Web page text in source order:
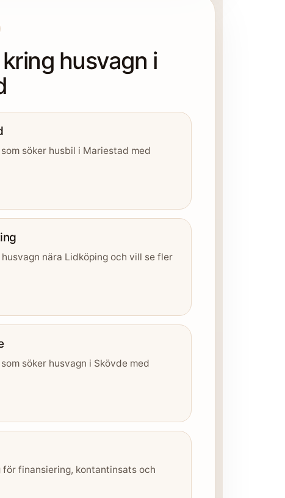
husvagn i
söker husbil i Mariestad med
nära Lidköping och vill se fler
söker husvagn i Skövde med
för finansiering, kontantinsats och